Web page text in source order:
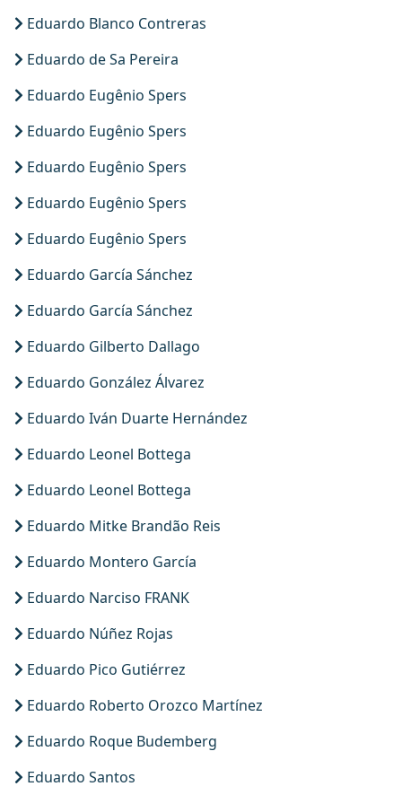
Eduardo Blanco Contreras
Eduardo de Sa Pereira
Eduardo Eugênio Spers
Eduardo Eugênio Spers
Eduardo Eugênio Spers
Eduardo Eugênio Spers
Eduardo Eugênio Spers
Eduardo García Sánchez
Eduardo García Sánchez
Eduardo Gilberto Dallago
Eduardo González Álvarez
Eduardo Iván Duarte Hernández
Eduardo Leonel Bottega
Eduardo Leonel Bottega
Eduardo Mitke Brandão Reis
Eduardo Montero García
Eduardo Narciso FRANK
Eduardo Núñez Rojas
Eduardo Pico Gutiérrez
Eduardo Roberto Orozco Martínez
Eduardo Roque Budemberg
Eduardo Santos